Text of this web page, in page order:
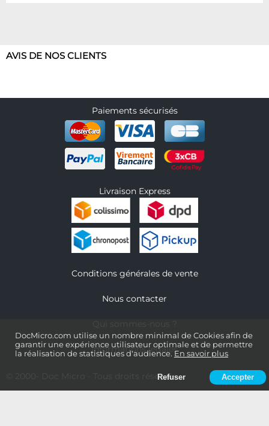
DocMicro.com utilise un nombre minimal de Cookies afin de
garantir une expérience utilisateur optimale et de permettre
la réalisation de statistiques d'audience. En savoir plus
Refuser Accepter
AVIS DE NOS CLIENTS
Paiements sécurisés
Livraison Express
Conditions générales de vente
Nous contacter
Informations légales
- Tous droits réservés